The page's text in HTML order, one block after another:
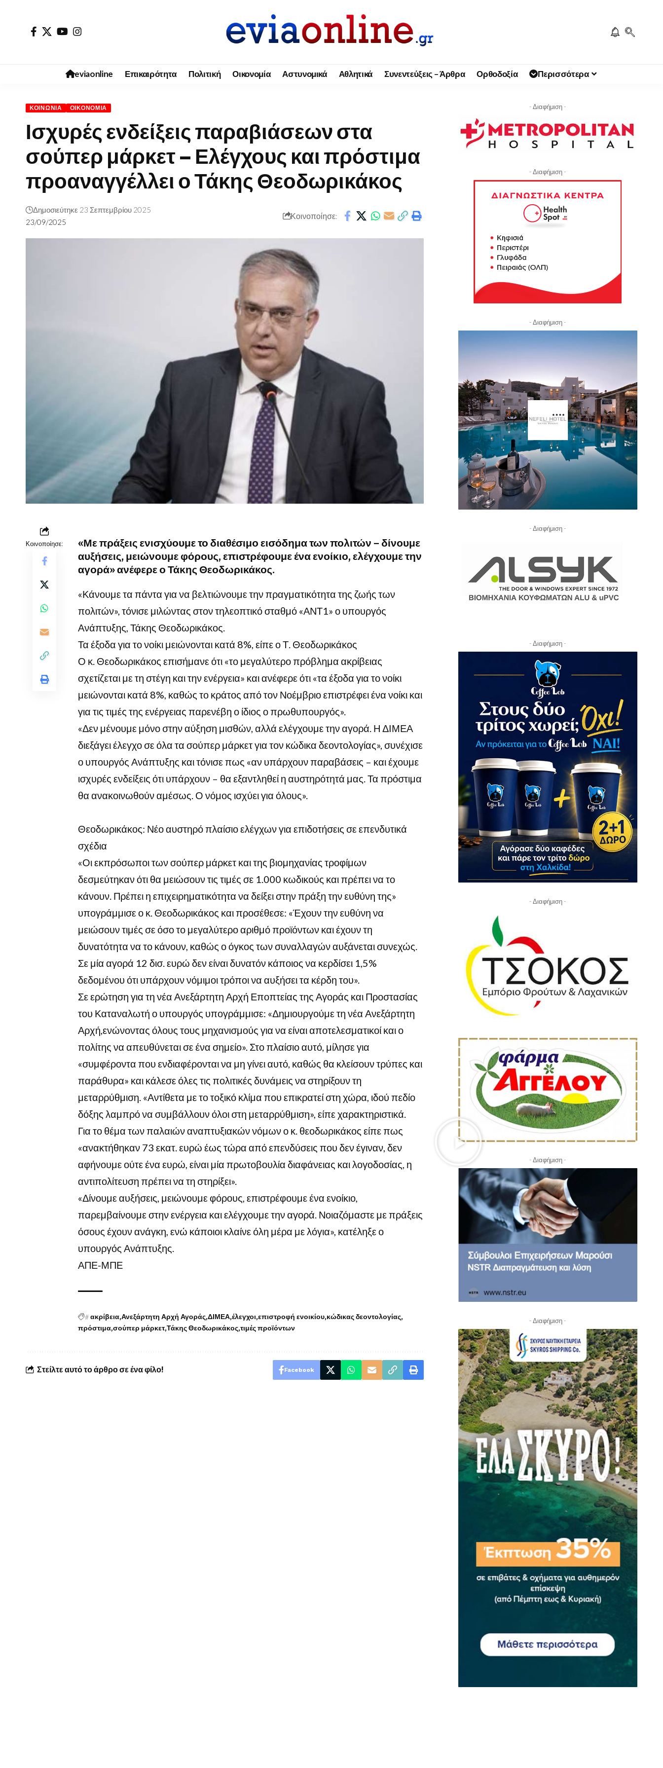
eviaonline Επικαιρότητα Πολιτική Οικονομία Αστυνομικά Αθλητικά Συνεντεύξεις – Άρθρα Ορθοδοξία Περισσότερα
ΚΟΙΝΩΝΊΑ ΟΙΚΟΝΟΜΊΑ
Ισχυρές ενδείξεις παραβιάσεων στα
σούπερ μάρκετ – Ελέγχους και πρόστιμα
προαναγγέλλει ο Τάκης Θεοδωρικάκος
23/09/2025
Δημοσιεύτηκε 23 Σεπτεμβρίου 2025
Κοινοποίησε:
Κοινοποίησε:
«Με πράξεις ενισχύουμε το διαθέσιμο εισόδημα των πολιτών – δίνουμε
αυξήσεις, μειώνουμε φόρους, επιστρέφουμε ένα ενοίκιο, ελέγχουμε την
αγορά» ανέφερε ο Τάκης Θεοδωρικάκος.
«Κάνουμε τα πάντα για να βελτιώνουμε την πραγματικότητα της ζωής των
πολιτών», τόνισε μιλώντας στον τηλεοπτικό σταθμό «ΑΝΤ1» ο υπουργός
Ανάπτυξης, Τάκης Θεοδωρικάκος.
Τα έξοδα για το νοίκι μειώνονται κατά 8%, είπε ο Τ. Θεοδωρικάκος
Ο κ. Θεοδωρικάκος επισήμανε ότι «το μεγαλύτερο πρόβλημα ακρίβειας
σχετίζεται με τη στέγη και την ενέργεια» και ανέφερε ότι «τα έξοδα για το νοίκι
μειώνονται κατά 8%, καθώς το κράτος από τον Νοέμβριο επιστρέφει ένα νοίκι και
για τις τιμές της ενέργειας παρενέβη ο ίδιος ο πρωθυπουργός».
«Δεν μένουμε μόνο στην αύξηση μισθών, αλλά ελέγχουμε την αγορά. Η ΔΙΜΕΑ
διεξάγει έλεγχο σε όλα τα σούπερ μάρκετ για τον κώδικα δεοντολογίας», συνέχισε
ο υπουργός Ανάπτυξης και τόνισε πως «αν υπάρχουν παραβάσεις – και έχουμε
ισχυρές ενδείξεις ότι υπάρχουν – θα εξαντληθεί η αυστηρότητά μας. Τα πρόστιμα
θα ανακοινωθούν αμέσως. Ο νόμος ισχύει για όλους».
Θεοδωρικάκος: Νέο αυστηρό πλαίσιο ελέγχων για επιδοτήσεις σε επενδυτικά
σχέδια
«Οι εκπρόσωποι των σούπερ μάρκετ και της βιομηχανίας τροφίμων
δεσμεύτηκαν ότι θα μειώσουν τις τιμές σε 1.000 κωδικούς και πρέπει να το
κάνουν. Πρέπει η επιχειρηματικότητα να δείξει στην πράξη την ευθύνη της»
υπογράμμισε ο κ. Θεοδωρικάκος και προσέθεσε: «Έχουν την ευθύνη να
μειώσουν τιμές σε όσο το μεγαλύτερο αριθμό προϊόντων και έχουν τη
δυνατότητα να το κάνουν, καθώς ο όγκος των συναλλαγών αυξάνεται συνεχώς.
Σε μία αγορά 12 δισ. ευρώ δεν είναι δυνατόν κάποιος να κερδίσει 1,5%
δεδομένου ότι υπάρχουν νόμιμοι τρόποι να αυξήσει τα κέρδη του».
Σε ερώτηση για τη νέα Ανεξάρτητη Αρχή Εποπτείας της Αγοράς και Προστασίας
του Καταναλωτή ο υπουργός υπογράμμισε: «Δημιουργούμε τη νέα Ανεξάρτητη
Αρχή,ενώνοντας όλους τους μηχανισμούς για να είναι αποτελεσματικοί και ο
πολίτης να απευθύνεται σε ένα σημείο». Στο πλαίσιο αυτό, μίλησε για
«συμφέροντα που ενδιαφέρονται να μη γίνει αυτό, καθώς θα κλείσουν τρύπες και
παράθυρα» και κάλεσε όλες τις πολιτικές δυνάμεις να στηρίξουν τη
μεταρρύθμιση. «Αντίθετα με το τοξικό κλίμα που επικρατεί στη χώρα, ιδού πεδίο
δόξης λαμπρό να συμβάλλουν όλοι στη μεταρρύθμιση», είπε χαρακτηριστικά.
Για το θέμα των παλαιών αναπτυξιακών νόμων ο κ. θεοδωρικάκος είπε πως
«ανακτήθηκαν 73 εκατ. ευρώ έως τώρα από επενδύσεις που δεν έγιναν, δεν
αφήνουμε ούτε ένα ευρώ, είναι μία πρωτοβουλία διαφάνειας και λογοδοσίας, η
αντιπολίτευση πρέπει να τη στηρίξει».
«Δίνουμε αυξήσεις, μειώνουμε φόρους, επιστρέφουμε ένα ενοίκιο,
παρεμβαίνουμε στην ενέργεια και ελέγχουμε την αγορά. Νοιαζόμαστε με πράξεις
όσους έχουν ανάγκη, ενώ κάποιοι κλαίνε όλη μέρα με λόγια», κατέληξε ο
υπουργός Ανάπτυξης.
ΑΠΕ-ΜΠΕ
#ακρίβεια Ανεξάρτητη Αρχή Αγοράς ΔΙΜΕΑ έλεγχοι επιστροφή ενοικίου κώδικας δεοντολογίας
πρόστιμα σούπερ μάρκετ Τάκης Θεοδωρικάκος τιμές προϊόντων
Στείλτε αυτό το άρθρο σε ένα φίλο! Facebook
- Διαφήμιση -
- Διαφήμιση -
- Διαφήμιση -
- Διαφήμιση -
- Διαφήμιση -
- Διαφήμιση -
- Διαφήμιση -
- Διαφήμιση -